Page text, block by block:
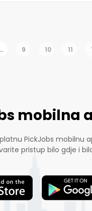
9 10 11
mobilna
PickJobs mobilnu
pristup bilo gdje i